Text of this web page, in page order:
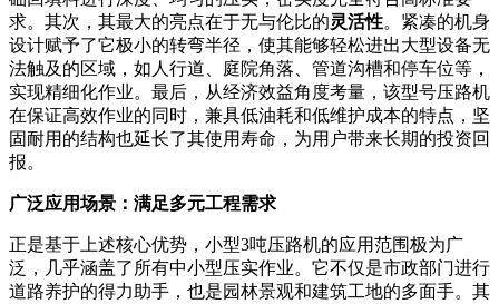
求。其次，其最大的亮点在于无与伦比的灵活性。紧凑的机身
设计赋予了它极小的转弯半径，使其能够轻松进出大型设备无
法触及的区域，如人行道、庭院角落、管道沟槽和停车位等，
实现精细化作业。最后，从经济效益角度考量，该型号压路机
在保证高效作业的同时，兼具低油耗和低维护成本的特点，坚
固耐用的结构也延长了其使用寿命，为用户带来长期的投资回
报。
广泛应用场景：满足多元工程需求
正是基于上述核心优势，小型3吨压路机的应用范围极为广
泛，几乎涵盖了所有中小型压实作业。它不仅是市政部门进行
道路养护的得力助手，也是园林景观和建筑工地的多面手。其